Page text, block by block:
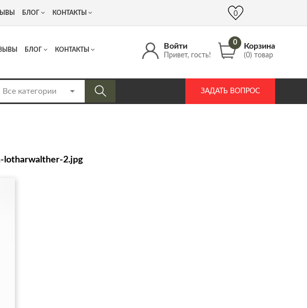
проезд 13 +7 (917) 537 17 16 info@DrozdPcp.ru
Войти
Привет, гость!
0 Корзина
(0) товар
БЛОГ КОНТАКТЫ
ЗАДАТЬ ВОПРОС
БЛОГ КОНТАКТЫ 0
lotharwalther-2.jpg